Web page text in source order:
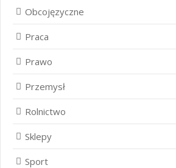
Obcojęzyczne
Praca
Prawo
Przemysł
Rolnictwo
Sklepy
Sport